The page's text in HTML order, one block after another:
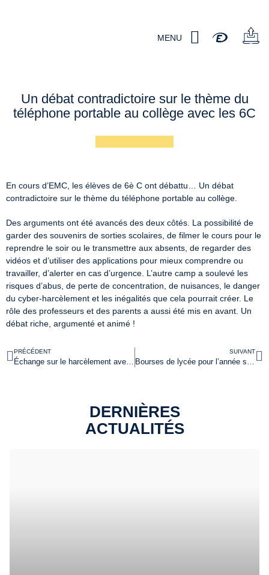
MENU
Un débat contradictoire sur le thème du
téléphone portable au collège avec les 6C
En cours d’EMC, les élèves de 6è C ont débattu… Un débat
contradictoire sur le thème du téléphone portable au collège.
Des arguments ont été avancés des deux côtés. La possibilité de
garder des souvenirs de sorties scolaires, de filmer le cours pour le
reprendre le soir ou le transmettre aux absents, de regarder des
vidéos et d’utiliser des applications pour mieux comprendre ou
travailler, d’alerter en cas d’urgence. L’autre camp a soulevé les
risques d’abus, de perte de concentration, de nuisances, le danger
du cyber-harcèlement et les inégalités que cela pourrait créer. Le
rôle des professeurs et des parents a aussi été mis en avant. Un
débat riche, argumenté et animé !
PRÉCÉDENT SUIVANT
DERNIÈRES
ACTUALITÉS